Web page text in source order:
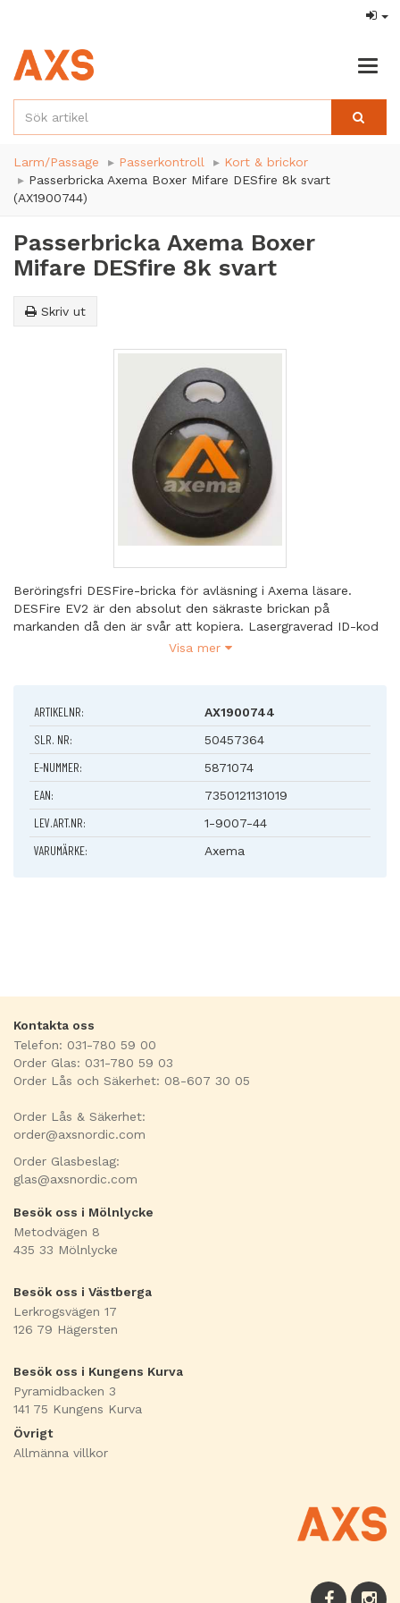
Larm/Passage Passerkontroll
Kort & brickor
Passerbricka Axema Boxer Mifare DESfire 8k svart
(AX1900744)
Passerbricka Axema Boxer
Mifare DESfire 8k svart
Skriv ut
Beröringsfri DESFire-bricka för avläsning i Axema läsare.
DESFire EV2 är den absolut den säkraste brickan på
markanden då den är svår att kopiera. Lasergraverad ID-kod
gör att man enkelt kan identifiera vilka siffror som skall
Säljs i jämna tiotal.
Tekniska data:
... Lasergraverad ID kod för: AMD: Axema läsare A66, A63,
A45 och A61
... Säljs i stycketal
Visa mer
ARTIKELNR: AX1900744
SLR. NR: 50457364
E-NUMMER: 5871074
EAN: 7350121131019
LEV.ART.NR: 1-9007-44
VARUMÄRKE: Axema
Kontakta oss
Telefon: 031-780 59 00
Order Glas: 031-780 59 03
Order Lås och Säkerhet: 08-607 30 05
Order Lås & Säkerhet:
order@axsnordic.com
Order Glasbeslag:
glas@axsnordic.com
Besök oss i Mölnlycke
Metodvägen 8
435 33 Mölnlycke
Besök oss i Västberga
Lerkrogsvägen 17
126 79 Hägersten
Besök oss i Kungens Kurva
Pyramidbacken 3
141 75 Kungens Kurva
Övrigt
Allmänna villkor